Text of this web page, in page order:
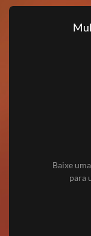
Baixe
para